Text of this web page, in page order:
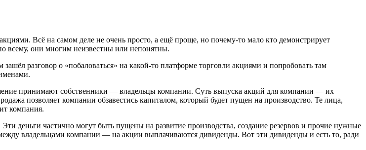
Всё на самом деле не очень просто, а ещё проще, но почему-то мало кто демонстрирует
всему, они многим неизвестны или непонятны.
разговор о «побаловаться» на какой-то платформе торговли акциями и попробовать там
принимают собственники — владельцы компании. Суть выпуска акций для компании — их
позволяет компании обзавестись капиталом, который будет пущен на производство. Те лица,
компания.
деньги частично могут быть пущены на развитие производства, создание резервов и прочие нужные
владельцами компании — на акции выплачиваются дивиденды. Вот эти дивиденды и есть то, ради